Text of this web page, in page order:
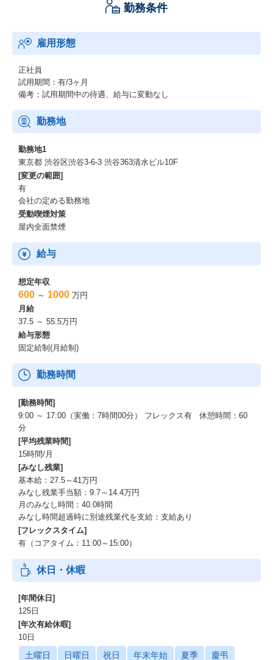
勤務条件
雇用形態
正社員
試用期間：有/3ヶ月
備考：試用期間中の待遇、給与に変動なし
勤務地
勤務地1
東京都 渋谷区渋谷3-6-3 渋谷363清水ビル10F
[変更の範囲]
有
会社の定める勤務地
受動喫煙対策
屋内全面禁煙
給与
想定年収
600 ～ 1000 万円
月給
37.5 ～ 55.5万円
給与形態
固定給制(月給制)
勤務時間
[勤務時間]
9:00 ～ 17:00（実働：7時間00分） フレックス有 休憩時間：60
分
[平均残業時間]
15時間/月
[みなし残業]
基本給：27.5～41万円
みなし残業手当額：9.7～14.4万円
月のみなし時間：40.0時間
みなし時間超過時に別途残業代を支給：支給あり
[フレックスタイム]
有（コアタイム：11:00～15:00）
休日・休暇
[年間休日]
125日
[年次有給休暇]
10日
土曜日 日曜日 祝日 年末年始 夏季 慶弔